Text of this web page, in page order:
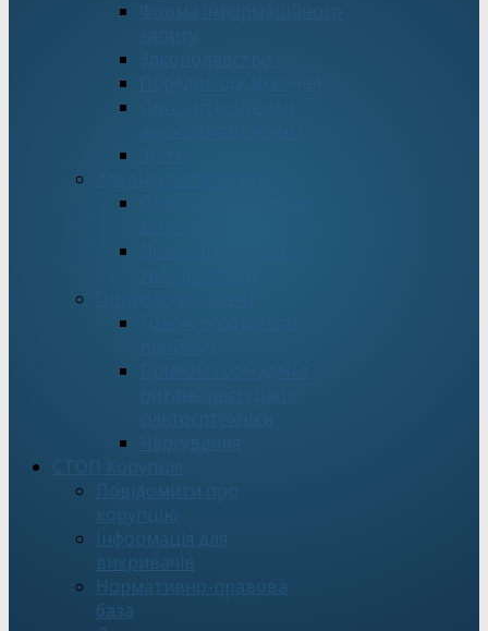
СТОП Корупція
Повідомити про
корупцію
Інформація для
викривачів
Нормативно-правова
база